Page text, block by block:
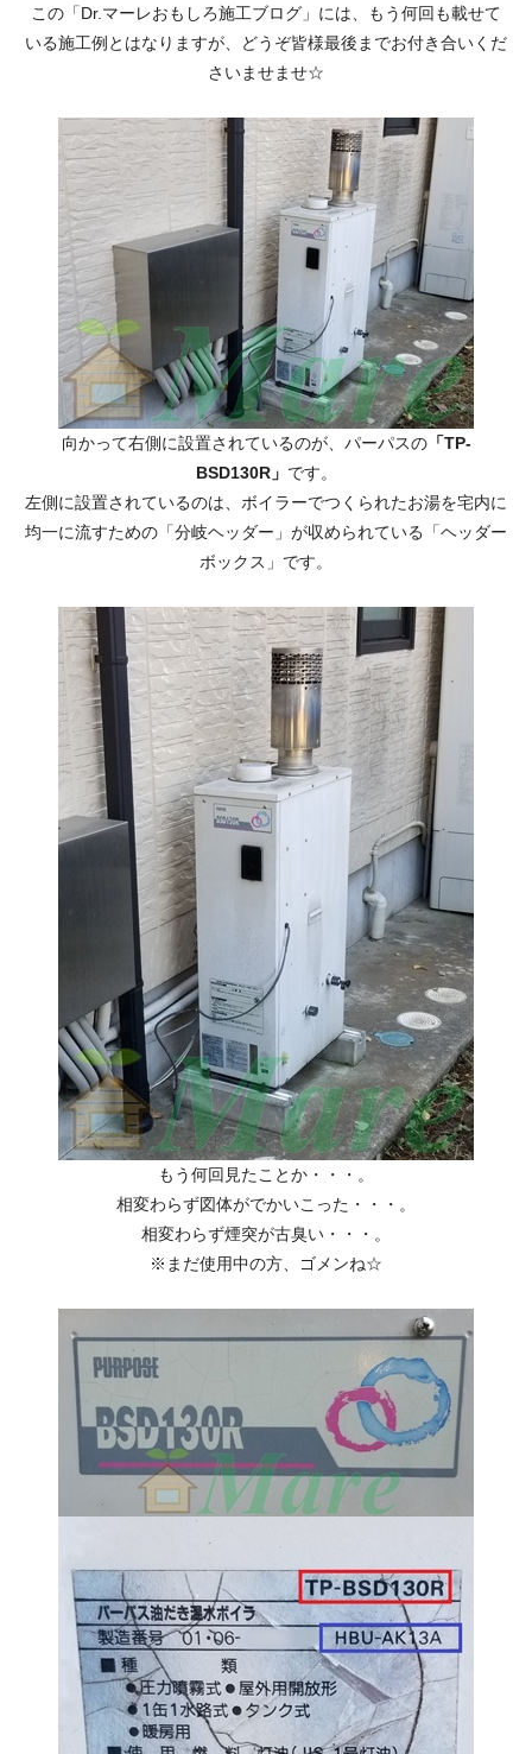
この「Dr.マーレおもしろ施工ブログ」には、もう何回も載せて
いる施工例とはなりますが、どうぞ皆様最後までお付き合いくだ
さいませませ☆
向かって右側に設置されているのが、パーパスの「TP-
BSD130R」 です。
左側に設置されているのは、ボイラーでつくられたお湯を宅内に
均一に流すための「分岐ヘッダー」が収められている「ヘッダー
ボックス」です。
もう何回見たことか・・・。
相変わらず図体がでかいこった・・・。
相変わらず煙突が古臭い・・・。
※まだ使用中の方、ゴメンね☆